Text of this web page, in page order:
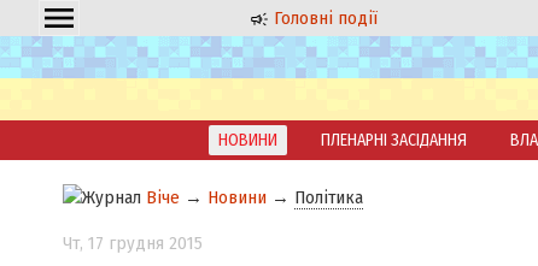
Головні події
НОВИНИ ПЛЕНАРНІ ЗАСІДАННЯ
Віче → Новини → Політика
Чт, 17 грудня 2015